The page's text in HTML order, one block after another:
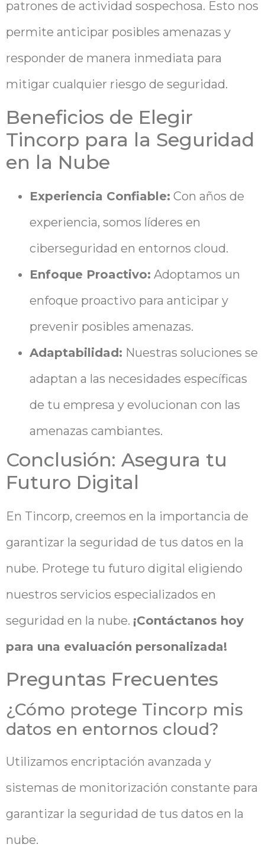
patrones de actividad sospechosa. Esto nos
permite anticipar posibles amenazas y
responder de manera inmediata para
mitigar cualquier riesgo de seguridad.
Beneficios de Elegir
Tincorp para la Seguridad
en la Nube
Experiencia Confiable: Con años de
experiencia, somos líderes en
ciberseguridad en entornos cloud.
Enfoque Proactivo: Adoptamos un
enfoque proactivo para anticipar y
prevenir posibles amenazas.
Adaptabilidad: Nuestras soluciones se
adaptan a las necesidades específicas
de tu empresa y evolucionan con las
amenazas cambiantes.
Conclusión: Asegura tu
Futuro Digital
En Tincorp, creemos en la importancia de
garantizar la seguridad de tus datos en la
nube. Protege tu futuro digital eligiendo
nuestros servicios especializados en
seguridad en la nube. ¡Contáctanos hoy
para una evaluación personalizada!
Preguntas Frecuentes
¿Cómo protege Tincorp mis
datos en entornos cloud?
Utilizamos encriptación avanzada y
sistemas de monitorización constante para
garantizar la seguridad de tus datos en la
nube.